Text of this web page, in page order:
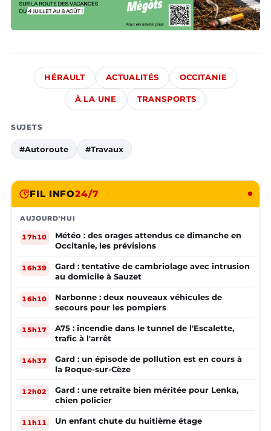
HÉRAULT ACTUALITÉS OCCITANIE
À LA UNE TRANSPORTS
SUJETS
#Autoroute #Travaux
FIL INFO24/7
AUJOURD'HUI
17h10
Météo : des orages attendus ce dimanche en
Occitanie, les prévisions
16h39
Gard : tentative de cambriolage avec intrusion
au domicile à Sauzet
16h10
Narbonne : deux nouveaux véhicules de
secours pour les pompiers
15h17
A75 : incendie dans le tunnel de l'Escalette,
trafic à l'arrêt
14h37
Gard : un épisode de pollution est en cours à
la Roque-sur-Cèze
12h02
Gard : une retraite bien méritée pour Lenka,
chien policier
11h11 Un enfant chute du huitième étage